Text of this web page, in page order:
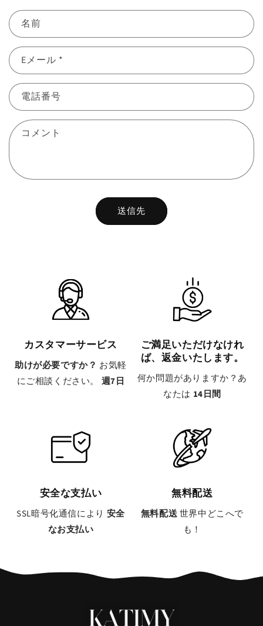
名前
Eメール *
電話番号
コメント
送信先
カスタマーサービス
助けが必要ですか？ お気軽
にご相談ください。 週7日
ご満足いただけなけれ
ば、返金いたします。
何か問題がありますか？あ
なたは 14日間
安全な支払い
SSL暗号化通信により安全
なお支払い
無料配送
無料配送世界中どこへで
も！